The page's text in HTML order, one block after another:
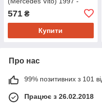
>2003 Wix filters WP6978
571 ₴
Купити
Про нас
99% позитивних з 101
Працює з 26.02.2018